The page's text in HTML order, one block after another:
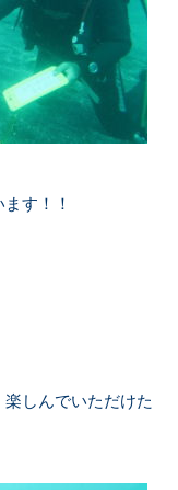
す！！
しんでいただけた